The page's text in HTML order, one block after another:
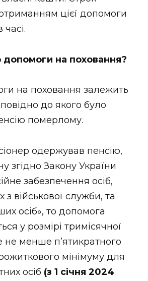
НОВИНИ
цієї допомоги
допомоги на поховання?
на поховання залежить
до якого було
померлому.
одержував пенсію,
згідно Закону України
забезпечення осіб,
з військової служби, та
осіб», то допомога
у розмірі тримісячної
не менше п’ятикратного
мінімуму для
осіб (з 1 січня 2024